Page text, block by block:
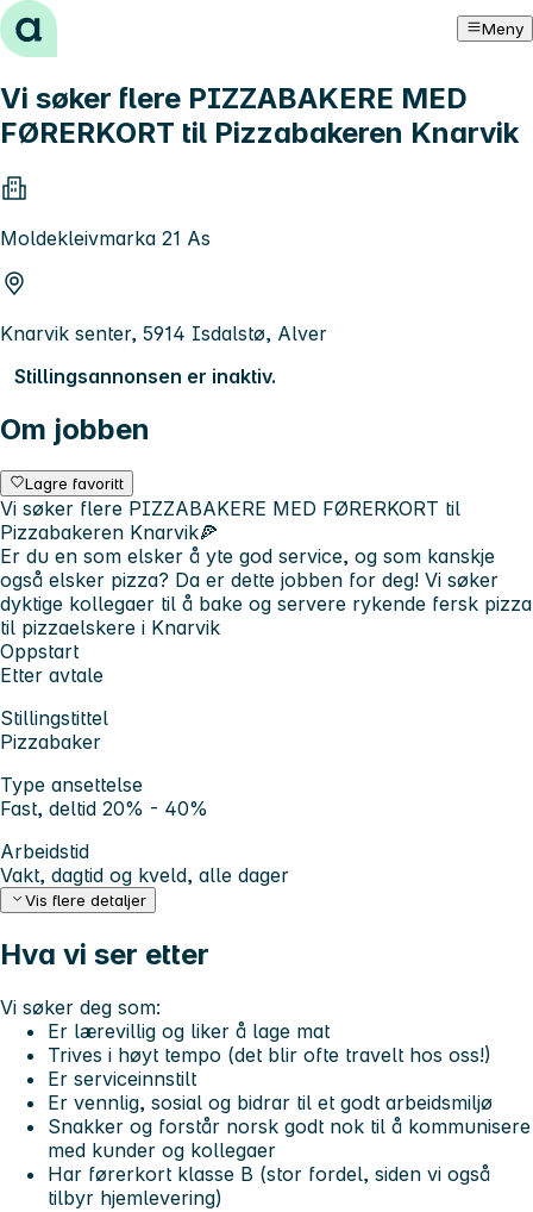
Hopp til innhold Meny
Vi søker flere PIZZABAKERE MED
FØRERKORT til Pizzabakeren Knarvik
Moldekleivmarka 21 As
Knarvik senter, 5914 Isdalstø, Alver
Stillingsannonsen er inaktiv.
Om jobben
Lagre favoritt
Vi søker flere PIZZABAKERE MED FØRERKORT til
Pizzabakeren Knarvik🍕
Er du en som elsker å yte god service, og som kanskje
også elsker pizza? Da er dette jobben for deg! Vi søker
dyktige kollegaer til å bake og servere rykende fersk pizza
til pizzaelskere i Knarvik
Oppstart
Etter avtale
Stillingstittel
Pizzabaker
Type ansettelse
Fast, deltid 20% - 40%
Arbeidstid
Vakt, dagtid og kveld, alle dager
Vis flere detaljer
Hva vi ser etter
Vi søker deg som:
Er lærevillig og liker å lage mat
Trives i høyt tempo (det blir ofte travelt hos oss!)
Er serviceinnstilt
Er vennlig, sosial og bidrar til et godt arbeidsmiljø
Snakker og forstår norsk godt nok til å kommunisere
med kunder og kollegaer
Har førerkort klasse B (stor fordel, siden vi også
tilbyr hjemlevering)